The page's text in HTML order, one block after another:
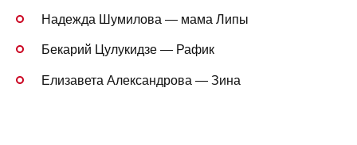
Надежда Шумилова — мама Липы
Бекарий Цулукидзе — Рафик
Елизавета Александрова — Зина